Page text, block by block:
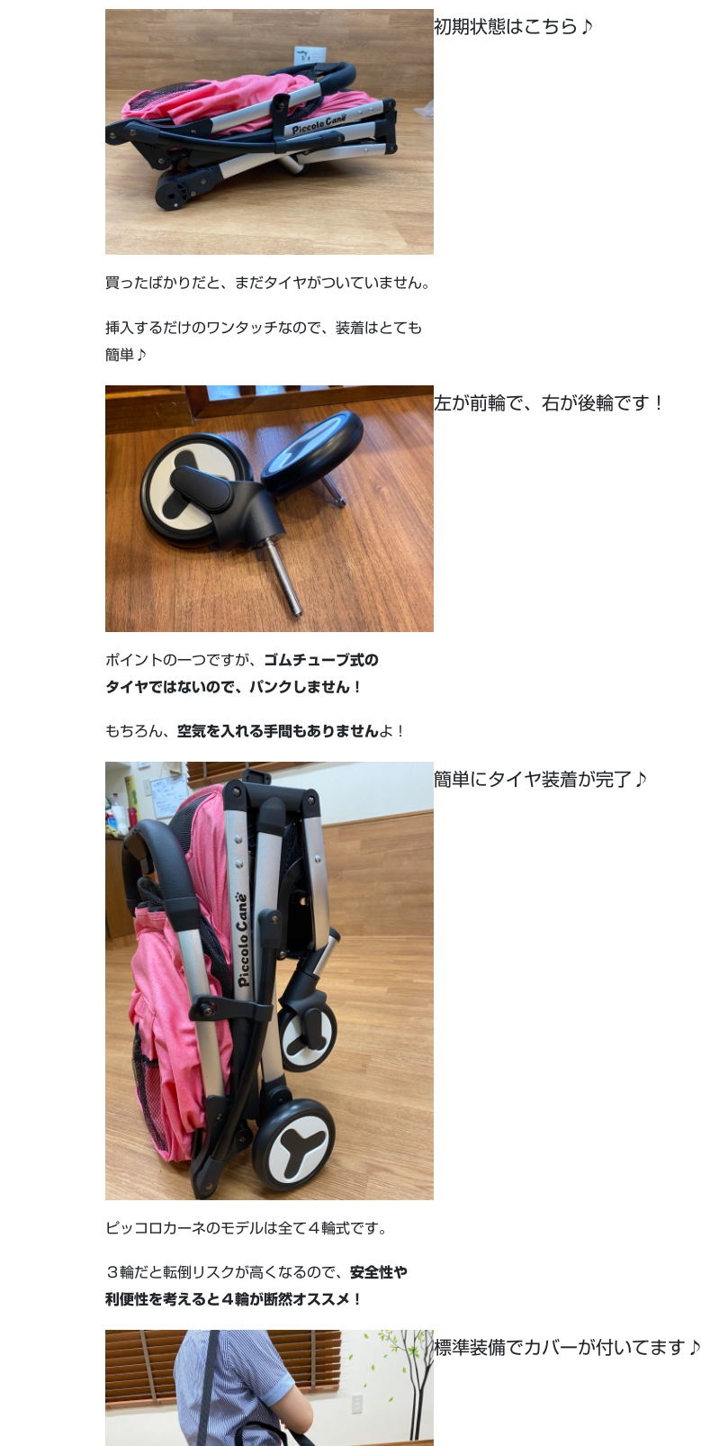
初期状態はこちら♪
買ったばかりだと、まだタイヤがついていません。
挿入するだけのワンタッチなので、装着はとても
簡単♪
左が前輪で、右が後輪です！
ポイントの一つですが、 ゴムチューブ式の
タイヤではないので、パンクしません！
もちろん、 空気を入れる手間もありませんよ！
簡単にタイヤ装着が完了♪
ピッコロカーネのモデルは全て４輪式です。
３輪だと転倒リスクが高くなるので、 安全性や
利便性を考えると４輪が断然オススメ！
標準装備でカバーが付いてます♪